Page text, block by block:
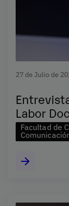
27 de Julio de
Labor
Facultad de